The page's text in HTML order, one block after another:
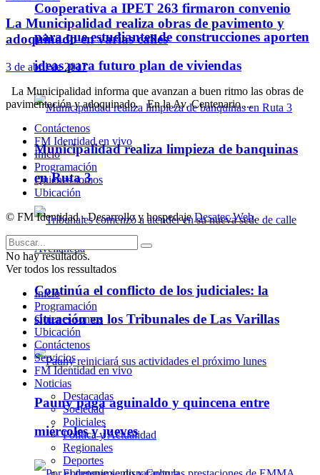
Cooperativa a IPET 263 firmaron convenio
para que estudiantes de construcciones aporten
ideas para futuro plan de viviendas
Municipalidad realiza limpieza de banquinas
en Ruta 3
Continúa el conflicto de los judiciales: la
situación en los Tribunales de Las Varillas
Pauny paga aguinaldo y quincena entre
miércoles y jueves
La Municipalidad realiza obras de pavimento y
adoquinado en varias calles
3 de abril de 2017
La Municipalidad informa que avanzan a buen ritmo las obras de
pavimentación y adoquinado. En la Av. Centenario ...
Contáctenos
FM Identidad en vivo
Inicio
Programación
Quienes somos
Ubicación
© FM Identidad - Desarrollo y hospedajeDesatec Web.
No hay resultados.
Ver todos los ressultados
Inicio
Programación
Quienes somos
Ubicación
Contáctenos
Servicios
FM Identidad en vivo
Noticias
Destacadas
Sociedad
Policiales
Política y Actualidad
Regionales
Deportes